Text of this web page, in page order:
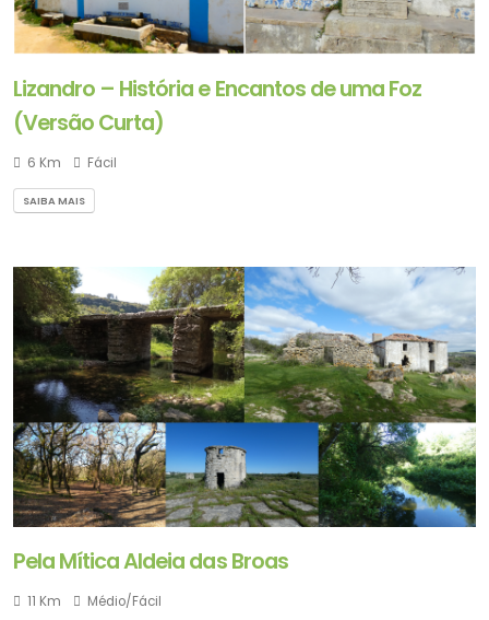
Lizandro – História e Encantos de uma Foz
(Versão Curta)
6 Km Fácil
SAIBA MAIS
Pela Mítica Aldeia das Broas
11 Km Médio/Fácil